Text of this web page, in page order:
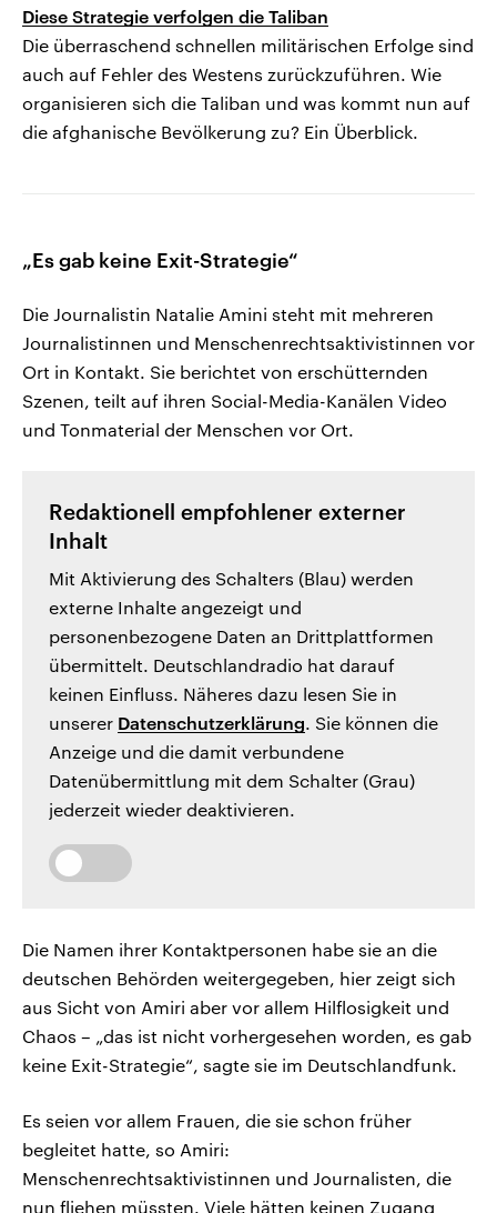
Diese Strategie verfolgen die Taliban
Die überraschend schnellen militärischen Erfolge sind
auch auf Fehler des Westens zurückzuführen. Wie
organisieren sich die Taliban und was kommt nun auf
die afghanische Bevölkerung zu? Ein Überblick.
„Es gab keine Exit-Strategie“
Die Journalistin Natalie Amini steht mit mehreren
Journalistinnen und Menschenrechtsaktivistinnen vor
Ort in Kontakt. Sie berichtet von erschütternden
Szenen, teilt auf ihren Social-Media-Kanälen Video
und Tonmaterial der Menschen vor Ort.
Redaktionell empfohlener externer
Inhalt
Mit Aktivierung des Schalters (Blau) werden
externe Inhalte angezeigt und
personenbezogene Daten an Drittplattformen
übermittelt. Deutschlandradio hat darauf
keinen Einfluss. Näheres dazu lesen Sie in
unserer Datenschutzerklärung. Sie können die
Anzeige und die damit verbundene
Datenübermittlung mit dem Schalter (Grau)
jederzeit wieder deaktivieren.
Die Namen ihrer Kontaktpersonen habe sie an die
deutschen Behörden weitergegeben, hier zeigt sich
aus Sicht von Amiri aber vor allem Hilflosigkeit und
Chaos – „das ist nicht vorhergesehen worden, es gab
keine Exit-Strategie“, sagte sie im Deutschlandfunk.
Es seien vor allem Frauen, die sie schon früher
begleitet hatte, so Amiri:
Menschenrechtsaktivistinnen und Journalisten, die
nun fliehen müssten. Viele hätten keinen Zugang